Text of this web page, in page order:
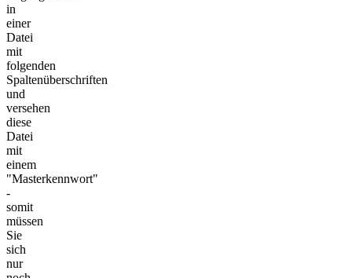
in
einer
Datei
mit
folgenden
Spaltenüberschriften
und
versehen
diese
Datei
mit
einem
"Masterkennwort"
-
somit
müssen
Sie
sich
nur